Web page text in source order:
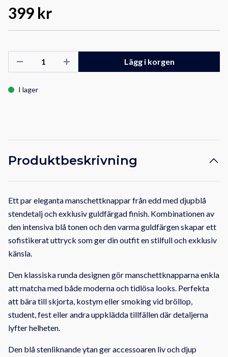
399 kr
Lägg i korgen
I lager
Produktbeskrivning
Ett par eleganta manschettknappar från edd med djupblå
stendetalj och exklusiv guldfärgad finish. Kombinationen av
den intensiva blå tonen och den varma guldfärgen skapar ett
sofistikerat uttryck som ger din outfit en stilfull och exklusiv
känsla.
Den klassiska runda designen gör manschettknapparna enkla
att matcha med både moderna och tidlösa looks. Perfekta
att bära till skjorta, kostym eller smoking vid bröllop,
student, fest eller andra uppklädda tillfällen där detaljerna
lyfter helheten.
Den blå stenliknande ytan ger accessoaren liv och djup